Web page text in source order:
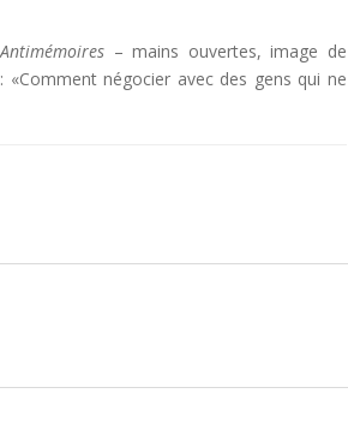
Antimémoires – mains ouvertes, image de
négocier avec des gens qui ne